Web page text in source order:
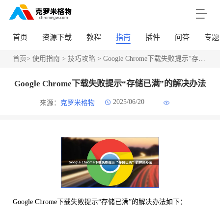
首页 资源下载 教程 指南 插件 问答 专题
首页> 使用指南 > 技巧攻略> Google Chrome下载失败提示“存储已满”的解决办法
Google Chrome下载失败提示“存储已满”的解决办法
来源： 克罗米格物 2025/06/20
Google Chrome下载失败提示“存储已满”的解决办法如下：